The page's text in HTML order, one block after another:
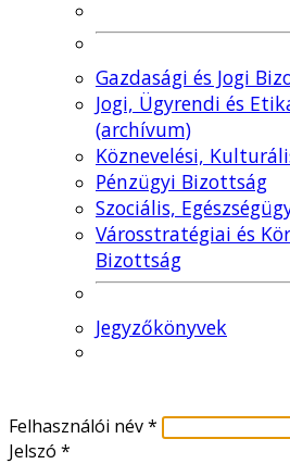
Gazdasági és Jogi
Jogi, Ügyrendi és
(archívum)
Köznevelési,
Pénzügyi Bizottság
Szociális,
Városstratégiai és
Bizottság
Jegyzőkönyvek
Felhasználói név*
Jelszó *